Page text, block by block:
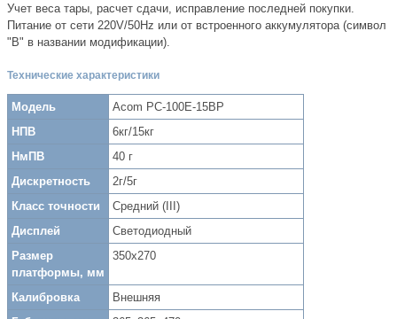
Учет веса тары, расчет сдачи, исправление последней покупки.
Питание от сети 220V/50Hz или от встроенного аккумулятора (символ
"B" в названии модификации).
Технические характеристики
Модель
Acom PC-100E-15BP
НПВ
6кг/15кг
НмПВ
40 г
Дискретность
2г/5г
Класс точности
Средний (III)
Дисплей
Светодиодный
Размер
платформы, мм
350x270
Калибровка
Внешняя